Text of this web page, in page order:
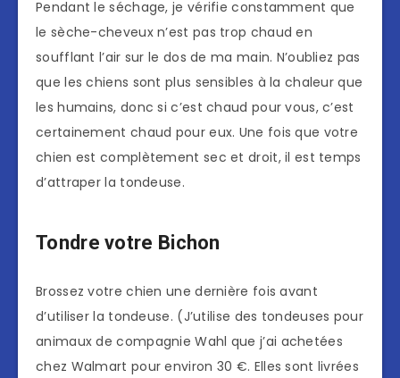
Pendant le séchage, je vérifie constamment que
le sèche-cheveux n’est pas trop chaud en
soufflant l’air sur le dos de ma main. N’oubliez pas
que les chiens sont plus sensibles à la chaleur que
les humains, donc si c’est chaud pour vous, c’est
certainement chaud pour eux. Une fois que votre
chien est complètement sec et droit, il est temps
d’attraper la tondeuse.
Tondre votre Bichon
Brossez votre chien une dernière fois avant
d’utiliser la tondeuse. (J’utilise des tondeuses pour
animaux de compagnie Wahl que j’ai achetées
chez Walmart pour environ 30 €. Elles sont livrées